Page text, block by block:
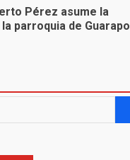
Pérez asume la
parroquia de Guarapo